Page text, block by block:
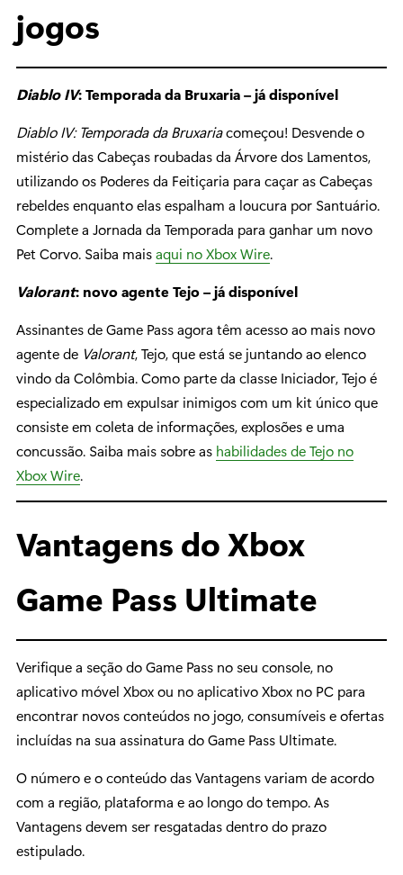
jogos
Diablo IV: Temporada da Bruxaria – já disponível
Diablo IV: Temporada da Bruxariacomeçou! Desvende o
mistério das Cabeças roubadas da Árvore dos Lamentos,
utilizando os Poderes da Feitiçaria para caçar as Cabeças
rebeldes enquanto elas espalham a loucura por Santuário.
Complete a Jornada da Temporada para ganhar um novo
Pet Corvo. Saiba maisaqui no Xbox Wire.
Valorant: novo agente Tejo – já disponível
Assinantes de Game Pass agora têm acesso ao mais novo
agente de Valorant, Tejo, que está se juntando ao elenco
vindo da Colômbia. Como parte da classe Iniciador, Tejo é
especializado em expulsar inimigos com um kit único que
consiste em coleta de informações, explosões e uma
concussão. Saiba mais sobre as habilidades de Tejo no
Xbox Wire.
Vantagens do Xbox
Game Pass Ultimate
Verifique a seção do Game Pass no seu console, no
aplicativo móvel Xbox ou no aplicativo Xbox no PC para
encontrar novos conteúdos no jogo, consumíveis e ofertas
incluídas na sua assinatura do Game Pass Ultimate.
O número e o conteúdo das Vantagens variam de acordo
com a região, plataforma e ao longo do tempo. As
Vantagens devem ser resgatadas dentro do prazo
estipulado.